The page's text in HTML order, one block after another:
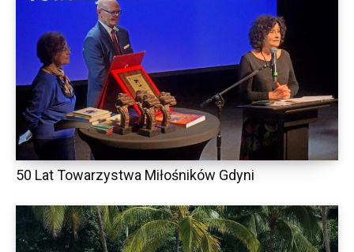
50 Lat Towarzystwa Miłośników Gdyni